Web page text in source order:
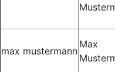
max mustermann
Max